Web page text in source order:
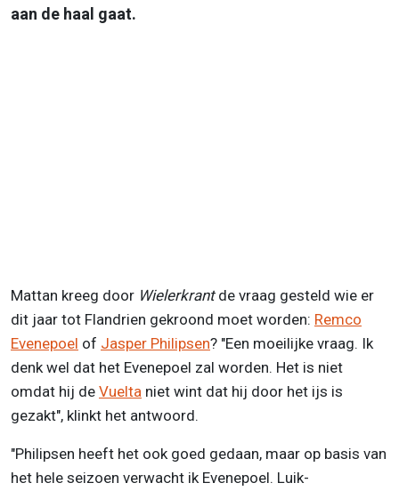
aan de haal gaat.
Mattan kreeg door Wielerkrant de vraag gesteld wie er
dit jaar tot Flandrien gekroond moet worden: Remco
Evenepoel of Jasper Philipsen? "Een moeilijke vraag. Ik
denk wel dat het Evenepoel zal worden. Het is niet
omdat hij de Vuelta niet wint dat hij door het ijs is
gezakt", klinkt het antwoord.
"Philipsen heeft het ook goed gedaan, maar op basis van
het hele seizoen verwacht ik Evenepoel. Luik-